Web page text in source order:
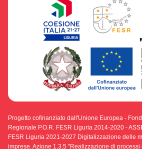
Progetto cofinanziato dall'Unione Europea -
Regionale P.O.R. FESR Liguria 2014-2020 -
FESR Liguria 2021-2027 Digitalizzazione delle
imprese. Azione 1.3.5 "Realizzazione di